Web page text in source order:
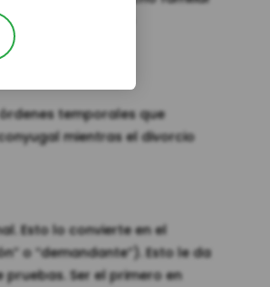
a servicios de
temporales que
mientras el divorcio
Esto lo convierte en el
o “demandante”). Esto le da
Ser el primero en